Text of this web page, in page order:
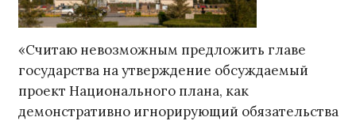
«Считаю невозможным предложить главе
государства на утверждение обсуждаемый
проект Национального плана, как
демонстративно игнорирующий обязательства